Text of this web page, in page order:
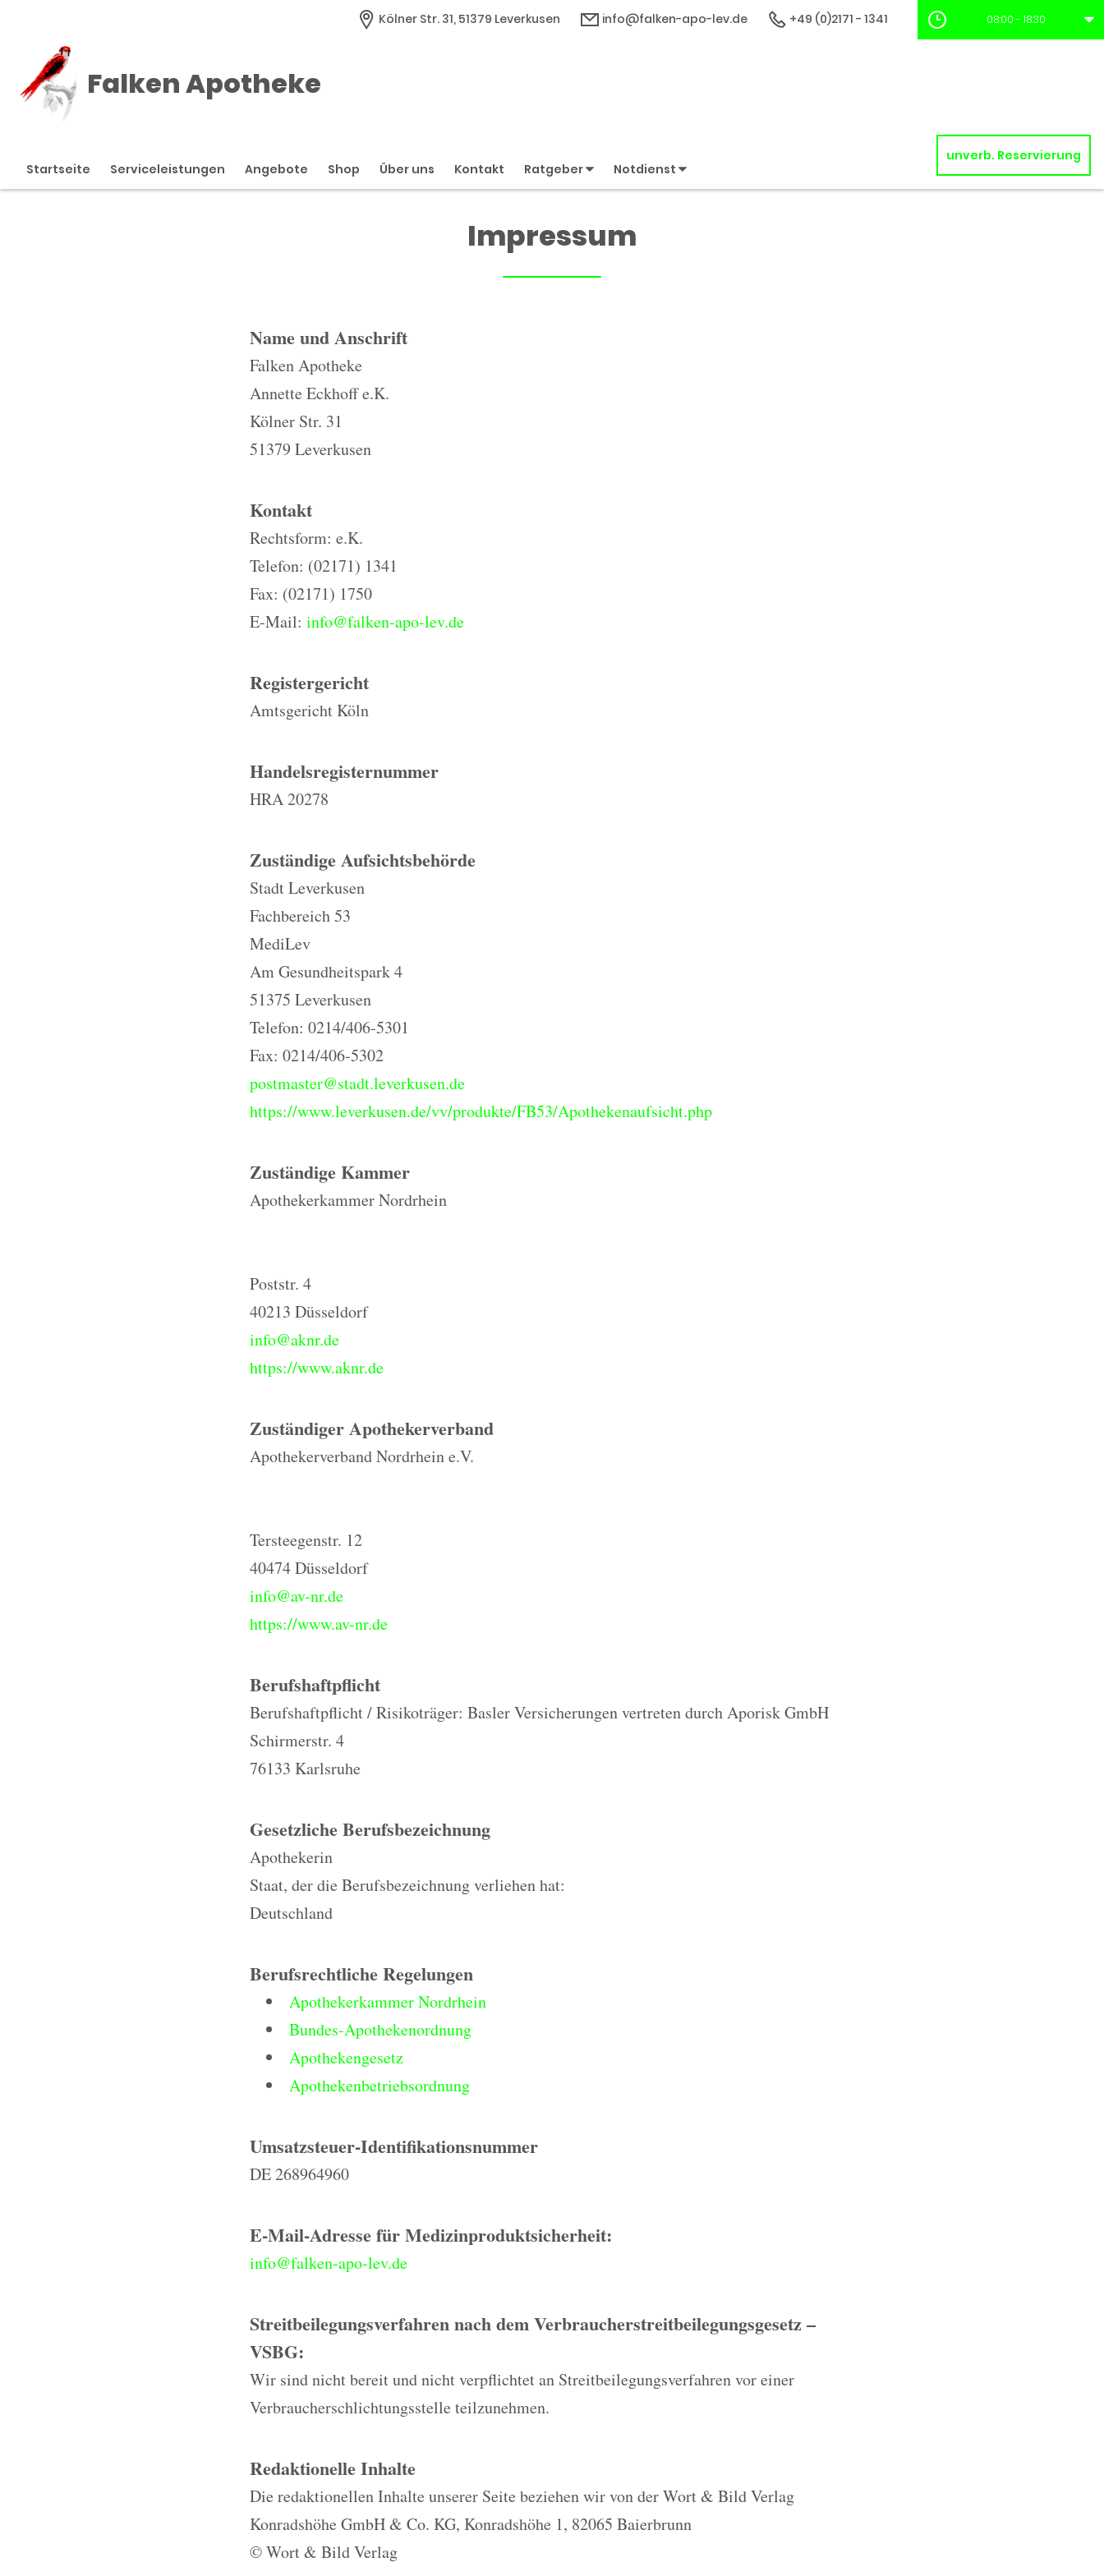
Kölner Str. 31, 51379 Leverkusen info@falken-apo-lev.de +49 (0)2171 - 1341 08:00 - 18:30
Falken Apotheke
Startseite Serviceleistungen Angebote Shop Über uns Kontakt Ratgeber Notdienst
unverb. Reservierung
Impressum
Name und Anschrift
Falken Apotheke
Annette Eckhoff e.K.
Kölner Str. 31
51379 Leverkusen
Kontakt
Rechtsform: e.K.
Telefon: (02171) 1341
Fax: (02171) 1750
E-Mail: info@falken-apo-lev.de
Registergericht
Amtsgericht Köln
Handelsregisternummer
HRA 20278
Zuständige Aufsichtsbehörde
Stadt Leverkusen
Fachbereich 53
MediLev
Am Gesundheitspark 4
51375 Leverkusen
Telefon: 0214/406-5301
Fax: 0214/406-5302
postmaster@stadt.leverkusen.de
https://www.leverkusen.de/vv/produkte/FB53/Apothekenaufsicht.php
Zuständige Kammer
Apothekerkammer Nordrhein
Poststr. 4
40213 Düsseldorf
info@aknr.de
https://www.aknr.de
Zuständiger Apothekerverband
Apothekerverband Nordrhein e.V.
Tersteegenstr. 12
40474 Düsseldorf
info@av-nr.de
https://www.av-nr.de
Berufshaftpflicht
Berufshaftpflicht / Risikoträger: Basler Versicherungen vertreten durch Aporisk GmbH
Schirmerstr. 4
76133 Karlsruhe
Gesetzliche Berufsbezeichnung
Apothekerin
Staat, der die Berufsbezeichnung verliehen hat:
Deutschland
Berufsrechtliche Regelungen
Apothekerkammer Nordrhein
Bundes-Apothekenordnung
Apothekengesetz
Apothekenbetriebsordnung
Umsatzsteuer-Identifikationsnummer
DE 268964960
E-Mail-Adresse für Medizinproduktsicherheit:
info@falken-apo-lev.de
Streitbeilegungsverfahren nach dem Verbraucherstreitbeilegungsgesetz –
VSBG:
Wir sind nicht bereit und nicht verpflichtet an Streitbeilegungsverfahren vor einer
Verbraucherschlichtungsstelle teilzunehmen.
Redaktionelle Inhalte
Die redaktionellen Inhalte unserer Seite beziehen wir von der Wort & Bild Verlag
Konradshöhe GmbH & Co. KG, Konradshöhe 1, 82065 Baierbrunn
© Wort & Bild Verlag